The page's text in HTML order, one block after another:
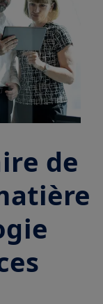
de